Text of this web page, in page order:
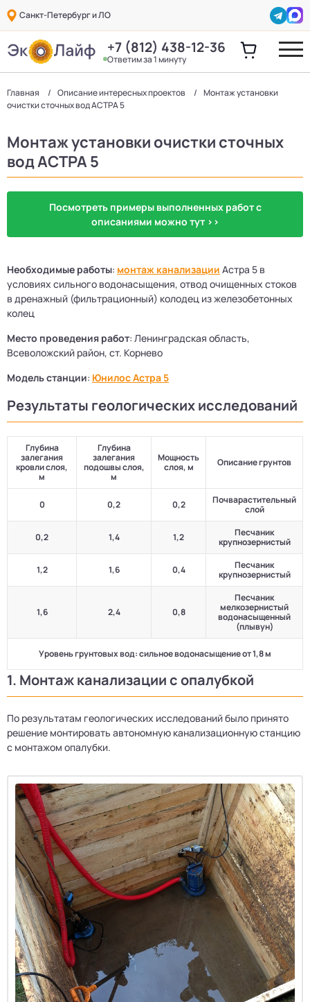
Санкт-Петербург и ЛО
+7 (812) 438-12-36
Ответим за 1 минуту
Главная Описание интересных проектов
Монтаж установки
очистки сточных вод АСТРА 5
Монтаж установки очистки сточных
вод АСТРА 5
Посмотреть примеры выполненных работ с
описаниями можно тут >>
Необходимые работы: монтаж канализации Астра 5 в
условиях сильного водонасыщения, отвод очищенных стоков
в дренажный (фильтрационный) колодец из железобетонных
колец
Место проведения работ: Ленинградская область,
Всеволожский район, ст. Корнево
Модель станции: Юнилос Астра 5
Результаты геологических исследований
Глубина
залегания
кровли слоя,
м
Глубина
залегания
подошвы слоя,
м
Мощность
слоя, м
Описание грунтов
0 0,2 0,2
Почварастительный
слой
0,2 1,4 1,2
Песчаник
крупнозернистый
1,2 1,6 0,4
Песчаник
крупнозернистый
1,6 2,4 0,8
Песчаник
мелкозернистый
водонасыщенный
(плывун)
Уровень грунтовых вод: сильное водонасыщение от 1,8 м
1. Монтаж канализации с опалубкой
По результатам геологических исследований было принято
решение монтировать автономную канализационную станцию
с монтажом опалубки.